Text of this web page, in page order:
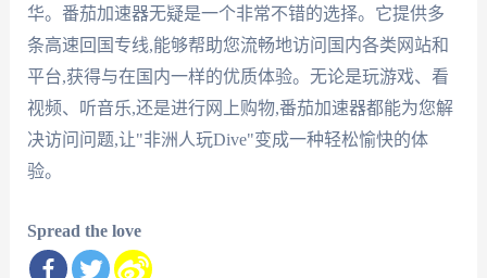
华。番茄加速器无疑是一个非常不错的选择。它提供多
条高速回国专线,能够帮助您流畅地访问国内各类网站和
平台,获得与在国内一样的优质体验。无论是玩游戏、看
视频、听音乐,还是进行网上购物,番茄加速器都能为您解
决访问问题,让"非洲人玩Dive"变成一种轻松愉快的体
验。
Spread the love